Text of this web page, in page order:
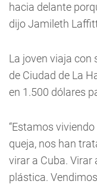
hacia delante
dijo Jamileth
La joven viaja con
de Ciudad de La
en 1.500 dólares
“Estamos
queja, nos han
virar a Cuba. Virar
plástica.